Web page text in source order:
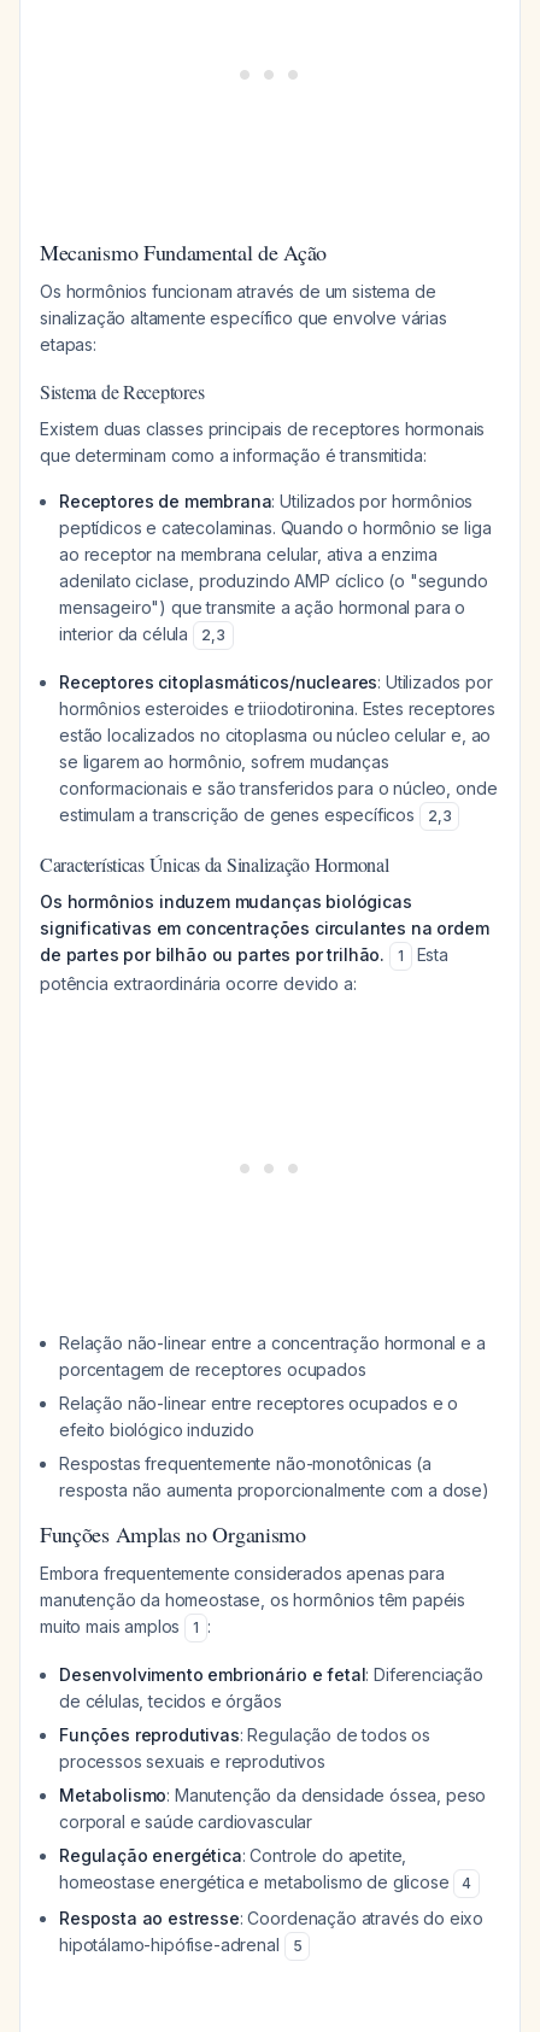
Mecanismo Fundamental de Ação
Os hormônios funcionam através de um sistema de
sinalização altamente específico que envolve várias
etapas:
Sistema de Receptores
Existem duas classes principais de receptores hormonais
que determinam como a informação é transmitida:
Receptores de membrana: Utilizados por hormônios
peptídicos e catecolaminas. Quando o hormônio se liga
ao receptor na membrana celular, ativa a enzima
adenilato ciclase, produzindo AMP cíclico (o "segundo
mensageiro") que transmite a ação hormonal para o
interior da célula
2,3
Receptores citoplasmáticos/nucleares: Utilizados por
hormônios esteroides e triiodotironina. Estes receptores
estão localizados no citoplasma ou núcleo celular e, ao
se ligarem ao hormônio, sofrem mudanças
conformacionais e são transferidos para o núcleo, onde
estimulam a transcrição de genes específicos
2,3
Características Únicas da Sinalização Hormonal
Os hormônios induzem mudanças biológicas
significativas em concentrações circulantes na ordem
de partes por bilhão ou partes por trilhão.
1
Esta
potência extraordinária ocorre devido a:
Relação não-linear entre a concentração hormonal e a
porcentagem de receptores ocupados
Relação não-linear entre receptores ocupados e o
efeito biológico induzido
Respostas frequentemente não-monotônicas (a
resposta não aumenta proporcionalmente com a dose)
Funções Amplas no Organismo
Embora frequentemente considerados apenas para
manutenção da homeostase, os hormônios têm papéis
muito mais amplos
1 :
Desenvolvimento embrionário e fetal: Diferenciação
de células, tecidos e órgãos
Funções reprodutivas: Regulação de todos os
processos sexuais e reprodutivos
Metabolismo: Manutenção da densidade óssea, peso
corporal e saúde cardiovascular
Regulação energética: Controle do apetite,
homeostase energética e metabolismo de glicose
4
Resposta ao estresse: Coordenação através do eixo
hipotálamo-hipófise-adrenal
5